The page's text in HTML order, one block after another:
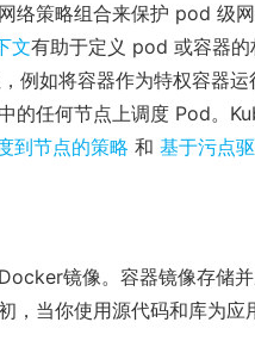
络策略组合来保护 pod 级
文有助于定义 pod 或容器的
例如将容器作为特权容器
的任何节点上调度 Pod。
到节点的策略 和 基于污点
镜像。容器镜像存储
，当你使用源代码和库为